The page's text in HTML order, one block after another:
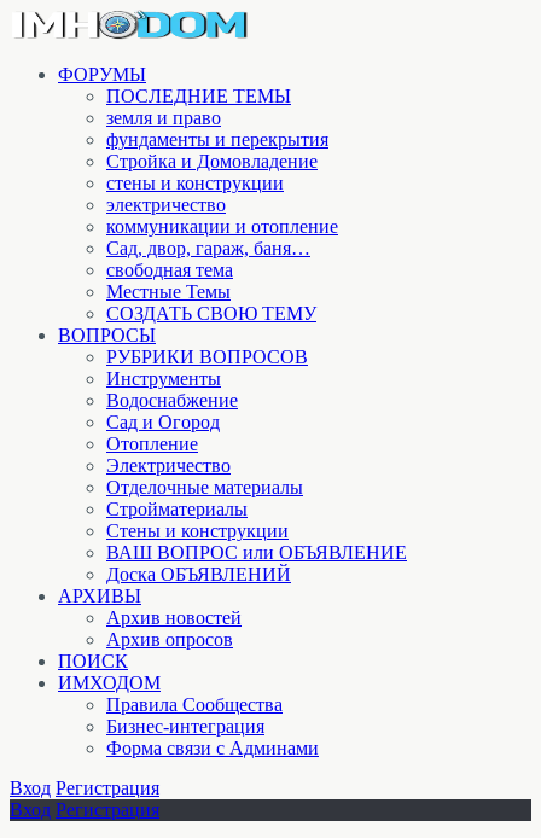
ФОРУМЫ
ПОСЛЕДНИЕ ТЕМЫ
земля и право
фундаменты и перекрытия
Стройка и Домовладение
стены и конструкции
электричество
коммуникации и отопление
Cад, двор, гараж, баня…
свободная тема
Местные Темы
СОЗДАТЬ СВОЮ ТЕМУ
ВОПРОСЫ
РУБРИКИ ВОПРОСОВ
Инструменты
Водоснабжение
Сад и Огород
Отопление
Электричество
Отделочные материалы
Стройматериалы
Стены и конструкции
ВАШ ВОПРОС или ОБЪЯВЛЕНИЕ
Доска ОБЪЯВЛЕНИЙ
АРХИВЫ
Архив новостей
Архив опросов
ПОИСК
ИМХОДОМ
Правила Сообщества
Бизнес-интеграция
Форма связи с Админами
Вход Регистрация
Вход Регистрация